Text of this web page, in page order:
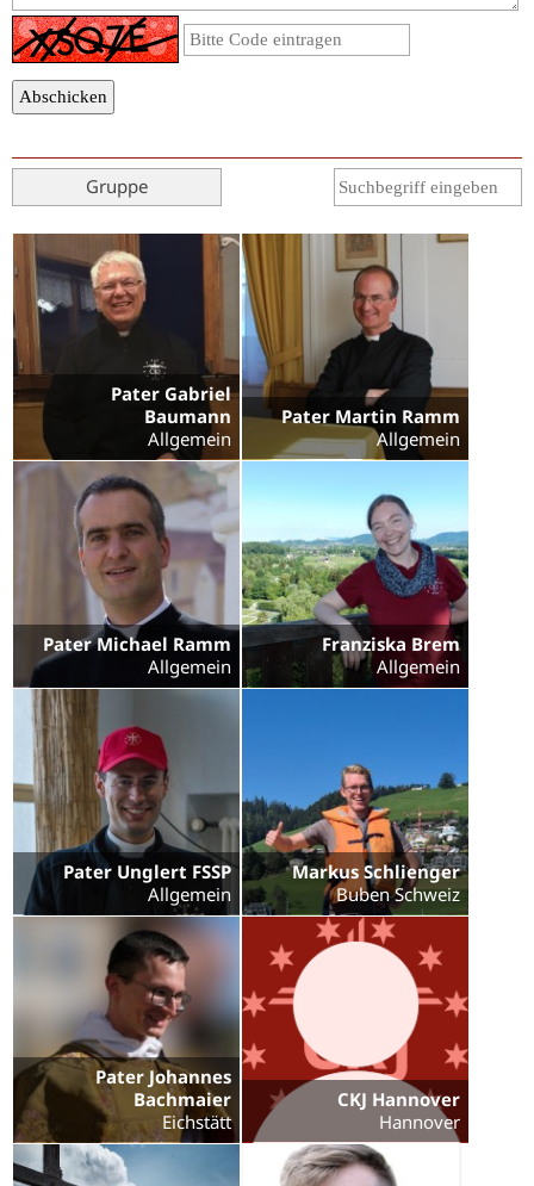
Gruppe
Pater Gabriel
Baumann
Allgemein
Pater Martin Ramm
Allgemein
Pater Michael Ramm
Allgemein
Franziska Brem
Allgemein
Pater Unglert FSSP
Allgemein
Markus Schlienger
Buben Schweiz
Pater Johannes
Bachmaier
Eichstätt
CKJ Hannover
Hannover